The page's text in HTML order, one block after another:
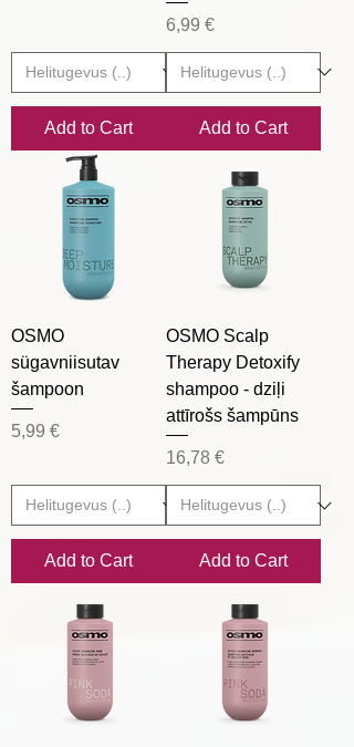
Add to Cart
Price
6,99 €
Add to Cart
OSMO
sügavniisutav
šampoon
Price
5,99 €
Add to Cart
OSMO Scalp
Therapy Detoxify
shampoo - dziļi
attīrošs šampūns
Price
16,78 €
Add to Cart